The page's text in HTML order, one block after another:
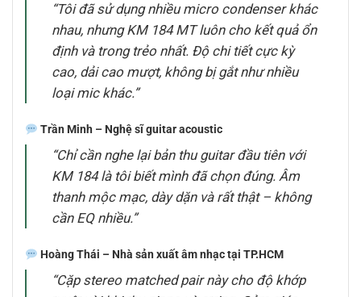
“Tôi đã sử dụng nhiều micro condenser khác
nhau, nhưng KM 184 MT luôn cho kết quả ổn
định và trong trẻo nhất. Độ chi tiết cực kỳ
cao, dải cao mượt, không bị gắt như nhiều
loại mic khác.”
Trần Minh – Nghệ sĩ guitar acoustic
“Chỉ cần nghe lại bản thu guitar đầu tiên với
KM 184 là tôi biết mình đã chọn đúng. Âm
thanh mộc mạc, dày dặn và rất thật – không
cần EQ nhiều.”
Hoàng Thái – Nhà sản xuất âm nhạc tại TP.HCM
“Cặp stereo matched pair này cho độ khớp